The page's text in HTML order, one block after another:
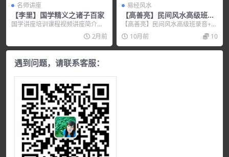
名师讲座
【李里】国学精义之诸子百家
国学讲座培训课程视频讲座简介：
《国学精义之诸子百家》这个讲座
2月前
易经风水
【高善亮】民间风水高级班录
音+笔记下载
【高善亮】民间风水高级班录音+笔
记下载，培训讲座视频，培训课程
视频教程下载，百度...
10月前 10
遇到问题，请联系客服：